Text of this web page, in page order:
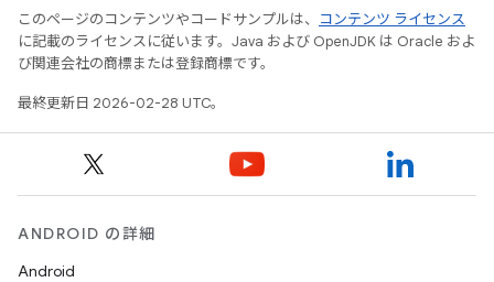
このページのコンテンツやコードサンプルは、
コンテンツ ライセンス
に記載のライセンスに従います。Java および OpenJDK は Oracle およ
び関連会社の商標または登録商標です。
最終更新日 2026-02-28 UTC。
ANDROID の詳細
Android